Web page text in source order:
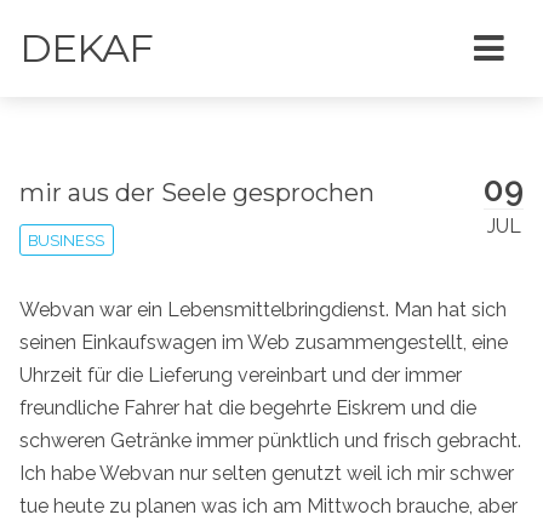
DEKAF
09
JUL
mir aus der Seele gesprochen
BUSINESS
Webvan war ein Lebensmittelbringdienst. Man hat sich
seinen Einkaufswagen im Web zusammengestellt, eine
Uhrzeit für die Lieferung vereinbart und der immer
freundliche Fahrer hat die begehrte Eiskrem und die
schweren Getränke immer pünktlich und frisch gebracht.
Ich habe Webvan nur selten genutzt weil ich mir schwer
tue heute zu planen was ich am Mittwoch brauche, aber